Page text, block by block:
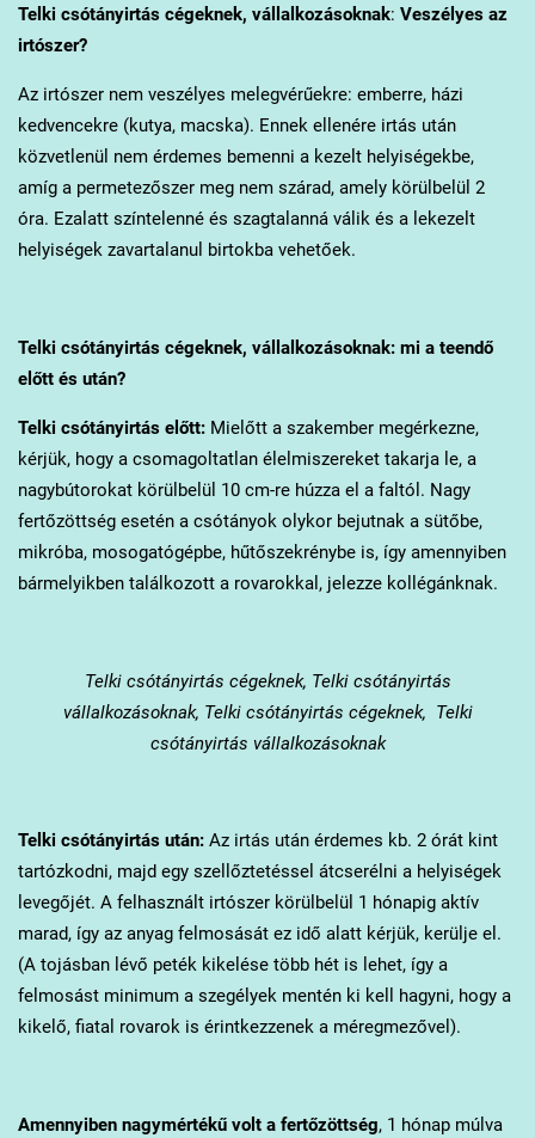
Telki csótányirtás cégeknek, vállalkozásoknak: Veszélyes az
irtószer?
Az irtószer nem veszélyes melegvérűekre: emberre, házi
kedvencekre (kutya, macska). Ennek ellenére irtás után
közvetlenül nem érdemes bemenni a kezelt helyiségekbe,
amíg a permetezőszer meg nem szárad, amely körülbelül 2
óra. Ezalatt színtelenné és szagtalanná válik és a lekezelt
helyiségek zavartalanul birtokba vehetőek.
Telki csótányirtás cégeknek, vállalkozásoknak: mi a teendő
előtt és után?
Telki csótányirtás előtt:Mielőtt a szakember megérkezne,
kérjük, hogy a csomagoltatlan élelmiszereket takarja le, a
nagybútorokat körülbelül 10 cm-re húzza el a faltól. Nagy
fertőzöttség esetén a csótányok olykor bejutnak a sütőbe,
mikróba, mosogatógépbe, hűtőszekrénybe is, így amennyiben
bármelyikben találkozott a rovarokkal, jelezze kollégánknak.
Telkicsótányirtás cégeknek, Telki csótányirtás
vállalkozásoknak, Telki csótányirtás cégeknek, Telki
csótányirtás vállalkozásoknak
Telki csótányirtás után:Az irtás után érdemes kb. 2 órát kint
tartózkodni, majd egy szellőztetéssel átcserélni a helyiségek
levegőjét. A felhasznált irtószer körülbelül 1 hónapig aktív
marad, így az anyag felmosását ez idő alatt kérjük, kerülje el.
(A tojásban lévő peték kikelése több hét is lehet, így a
felmosást minimum a szegélyek mentén ki kell hagyni, hogy a
kikelő, fiatal rovarok is érintkezzenek a méregmezővel).
Amennyiben nagymértékű volt a fertőzöttség, 1 hónap múlva